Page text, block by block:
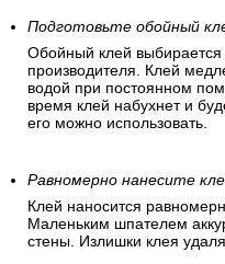
Подготовьте обойный
Обойный клей
производителя. Клей
водой при постоянном
время клей набухнет и
его можно использовать.
Равномерно нанесите
Клей наносится
Маленьким шпателем
стены. Излишки клея